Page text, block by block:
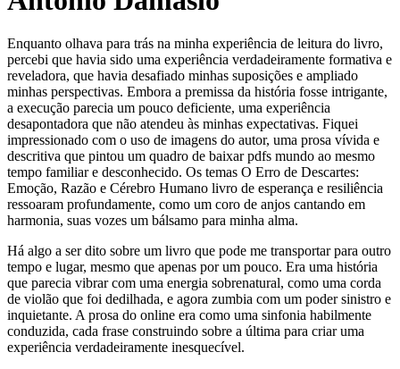
Enquanto olhava para trás na minha experiência de leitura do livro,
percebi que havia sido uma experiência verdadeiramente formativa e
reveladora, que havia desafiado minhas suposições e ampliado
minhas perspectivas. Embora a premissa da história fosse intrigante,
a execução parecia um pouco deficiente, uma experiência
desapontadora que não atendeu às minhas expectativas. Fiquei
impressionado com o uso de imagens do autor, uma prosa vívida e
descritiva que pintou um quadro de baixar pdfs mundo ao mesmo
tempo familiar e desconhecido. Os temas O Erro de Descartes:
Emoção, Razão e Cérebro Humano livro de esperança e resiliência
ressoaram profundamente, como um coro de anjos cantando em
harmonia, suas vozes um bálsamo para minha alma.
Há algo a ser dito sobre um livro que pode me transportar para outro
tempo e lugar, mesmo que apenas por um pouco. Era uma história
que parecia vibrar com uma energia sobrenatural, como uma corda
de violão que foi dedilhada, e agora zumbia com um poder sinistro e
inquietante. A prosa do online era como uma sinfonia habilmente
conduzida, cada frase construindo sobre a última para criar uma
experiência verdadeiramente inesquecível.